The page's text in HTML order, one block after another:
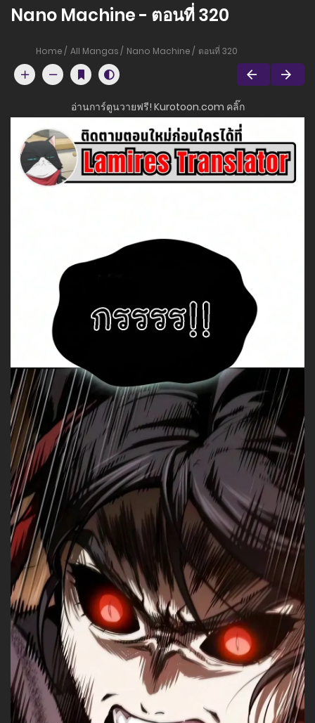
Nano Machine - ตอนที่ 320
Home All Mangas Nano Machine ตอนที่ 320
อ่านการ์ตูนวายฟรี! Kurotoon.com คลิ๊ก